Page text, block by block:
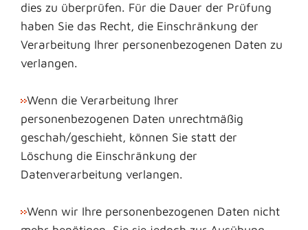
dies zu überprüfen. Für die Dauer der Prüfung
haben Sie das Recht, die Einschränkung der
Verarbeitung Ihrer personenbezogenen Daten zu
verlangen.
Wenn die Verarbeitung Ihrer
personenbezogenen Daten unrechtmäßig
geschah/geschieht, können Sie statt der
Löschung die Einschränkung der
Datenverarbeitung verlangen.
Wenn wir Ihre personenbezogenen Daten nicht